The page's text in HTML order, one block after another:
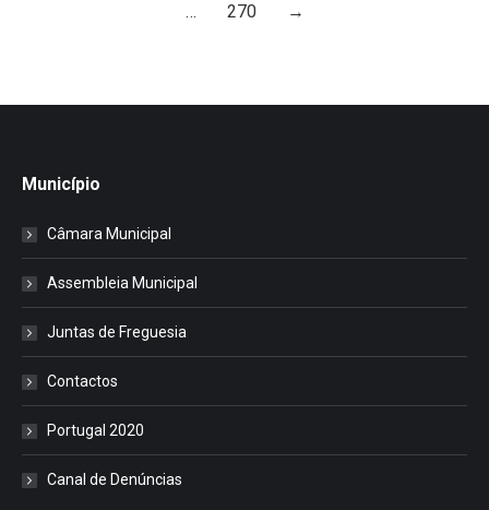
…
270 →
Município
Câmara Municipal
Assembleia Municipal
Juntas de Freguesia
Contactos
Portugal 2020
Canal de Denúncias